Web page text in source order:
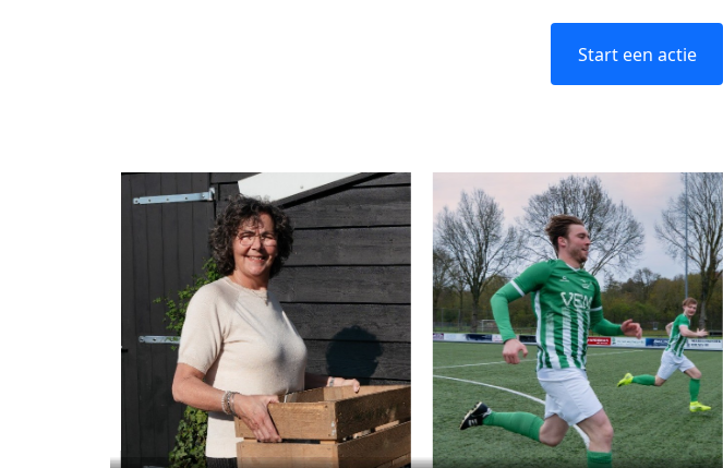
Start een actie